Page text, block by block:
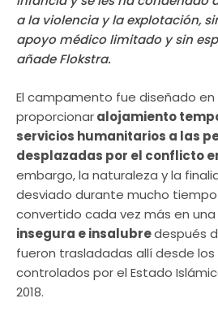
a la violencia y la explotación,
apoyo médico limitado y sin
añade Flokstra.
El campamento fue diseñado
proporcionaralojamiento
servicios humanitarios a las
desplazadas por el conflicto
embargo, la naturaleza y la
desviado durante mucho
convertido cada vez más en una
insegura e insalubredespués
fueron trasladadas allí desde
controlados por el Estado
2018.